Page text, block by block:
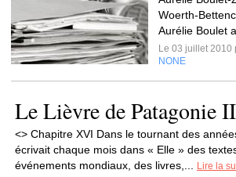
Woerth-
Aurélie Boulet
Le 03 juillet 2010
NONE
Le Lièvre de Patagonie
<> Chapitre XVI Dans le tournant des
écrivait chaque mois dans « Elle » des
événements mondiaux, des livres,...
Lire la